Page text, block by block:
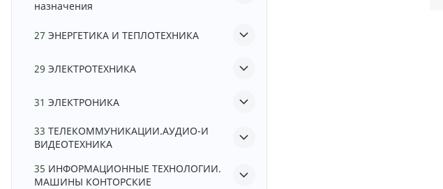
назначения
27 ЭНЕРГЕТИКА И ТЕПЛОТЕХНИКА
29 ЭЛЕКТРОТЕХНИКА
31 ЭЛЕКТРОНИКА
33 ТЕЛЕКОММУНИКАЦИИ.АУДИО-И
ВИДЕОТЕХНИКА
35 ИНФОРМАЦИОННЫЕ ТЕХНОЛОГИИ.
МАШИНЫ КОНТОРСКИЕ